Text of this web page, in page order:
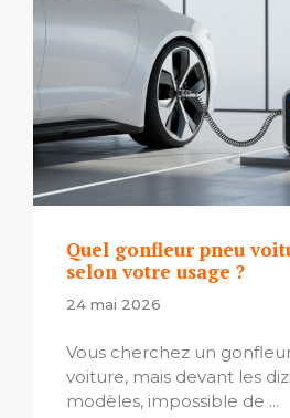
Quel gonfleur pneu
selon votre usage ?
24 mai 2026
Vous cherchez un
voiture, mais devant les
modèles, impossible de ...